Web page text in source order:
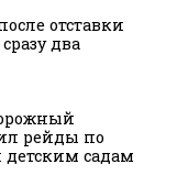
отставки
два
рейды по
садам